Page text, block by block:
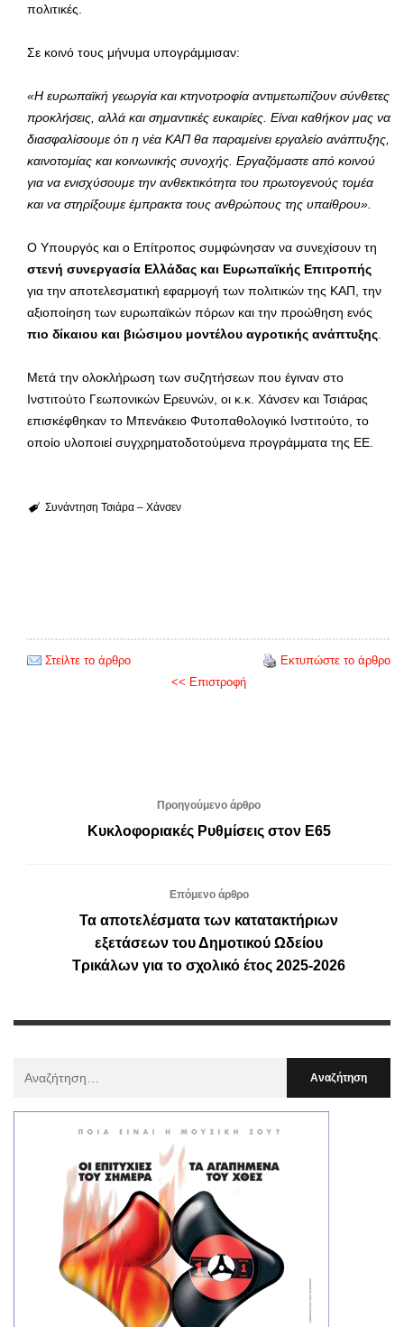
πολιτικές.
Σε κοινό τους μήνυμα υπογράμμισαν:
«Η ευρωπαϊκή γεωργία και κτηνοτροφία αντιμετωπίζουν σύνθετες
προκλήσεις, αλλά και σημαντικές ευκαιρίες. Είναι καθήκον μας να
διασφαλίσουμε ότι η νέα ΚΑΠ θα παραμείνει εργαλείο ανάπτυξης,
καινοτομίας και κοινωνικής συνοχής. Εργαζόμαστε από κοινού
για να ενισχύσουμε την ανθεκτικότητα του πρωτογενούς τομέα
και να στηρίξουμε έμπρακτα τους ανθρώπους της υπαίθρου».
Ο Υπουργός και ο Επίτροπος συμφώνησαν να συνεχίσουν τη
στενή συνεργασία Ελλάδας και Ευρωπαϊκής Επιτροπής
για την αποτελεσματική εφαρμογή των πολιτικών της ΚΑΠ, την
αξιοποίηση των ευρωπαϊκών πόρων και την προώθηση ενός
πιο δίκαιου και βιώσιμου μοντέλου αγροτικής ανάπτυξης
Μετά την ολοκλήρωση των συζητήσεων που έγιναν στο
Ινστιτούτο Γεωπονικών Ερευνών, οι κ.κ. Χάνσεν και Τσιάρας
επισκέφθηκαν το Μπενάκειο Φυτοπαθολογικό Ινστιτούτο, το
οποίο υλοποιεί συγχρηματοδοτούμενα προγράμματα της ΕΕ.
Συνάντηση Τσιάρα – Χάνσεν
Στείλτε το άρθρο
Εκτυπώστε το άρθρο
<< Επιστροφή
Προηγούμενο άρθρο
Κυκλοφοριακές Ρυθμίσεις στον E65
Επόμενο άρθρο
Τα αποτελέσματα των κατατακτήριων
εξετάσεων του Δημοτικού Ωδείου
Τρικάλων για το σχολικό έτος 2025-2026
: